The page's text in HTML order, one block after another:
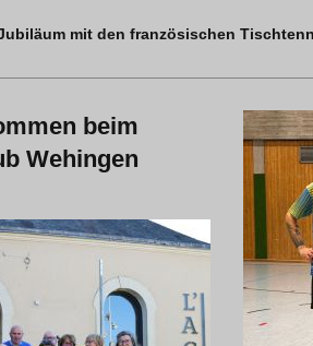
mit den französischen
beim
Wehingen